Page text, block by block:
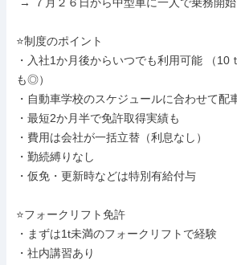
⭐制度のポイント
・入社1か月後からいつでも利用可能 （10
も◎）
・自動車学校のスケジュールに合わせて配
・最短2か月半で免許取得実績も
・費用は会社が一括立替（利息なし）
・勤続縛りなし
・仮免・更新時などは特別有給付与
⭐フォークリフト免許
・まずは1t未満のフォークリフトで経験
・社内講習あり